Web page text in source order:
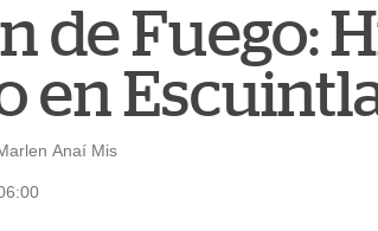
de Fuego:
en
Anaí Mis